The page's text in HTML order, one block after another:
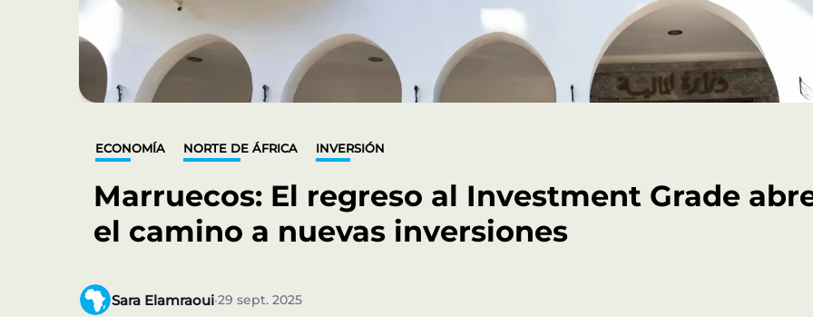
ECONOMÍA NORTE DE ÁFRICA INVERSIÓN
Marruecos: El regreso al Investment Grade
el camino a nuevas inversiones
Sara Elamraoui•29 sept. 2025